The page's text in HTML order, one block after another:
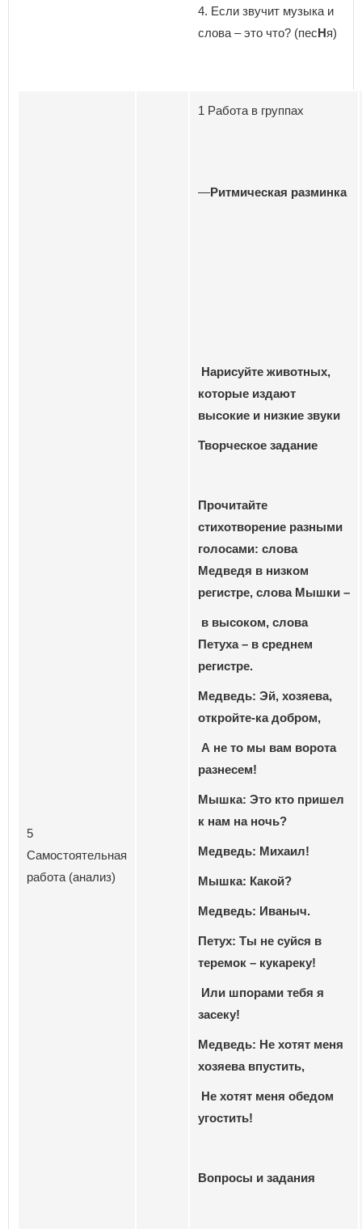
4. Если звучит музыка и
слова – это что? (песНя)
5
Самостоятельная
работа (анализ)
1 Работа в группах
—Ритмическая разминка
Нарисуйте животных,
которые издают
высокие и низкие звуки
Творческое задание
Прочитайте
стихотворение разными
голосами: слова
Медведя в низком
регистре, слова Мышки –
в высоком, слова
Петуха – в среднем
регистре.
Медведь: Эй, хозяева,
откройте-ка добром,
А не то мы вам ворота
разнесем!
Мышка: Это кто пришел
к нам на ночь?
Медведь: Михаил!
Мышка: Какой?
Медведь: Иваныч.
Петух: Ты не суйся в
теремок – кукареку!
Или шпорами тебя я
засеку!
Медведь: Не хотят меня
хозяева впустить,
Не хотят меня обедом
угостить!
Вопросы и задания